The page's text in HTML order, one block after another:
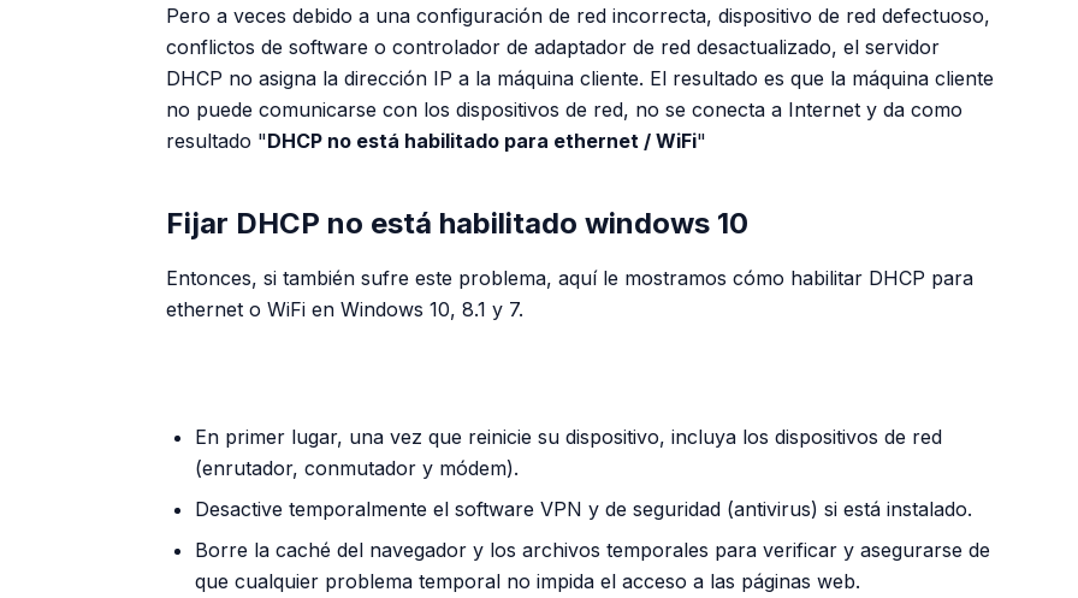
Pero a veces debido a una configuración de red incorrecta, dispositivo de red defectuoso,
conflictos de software o controlador de adaptador de red desactualizado, el servidor
DHCP no asigna la dirección IP a la máquina cliente. El resultado es que la máquina cliente
no puede comunicarse con los dispositivos de red, no se conecta a Internet y da como
resultado "DHCP no está habilitado para ethernet / WiFi"
Fijar DHCP no está habilitado windows 10
Entonces, si también sufre este problema, aquí le mostramos cómo habilitar DHCP para
ethernet o WiFi en Windows 10, 8.1 y 7.
En primer lugar, una vez que reinicie su dispositivo, incluya los dispositivos de red
(enrutador, conmutador y módem).
Desactive temporalmente el software VPN y de seguridad (antivirus) si está instalado.
Borre la caché del navegador y los archivos temporales para verificar y asegurarse de
que cualquier problema temporal no impida el acceso a las páginas web.